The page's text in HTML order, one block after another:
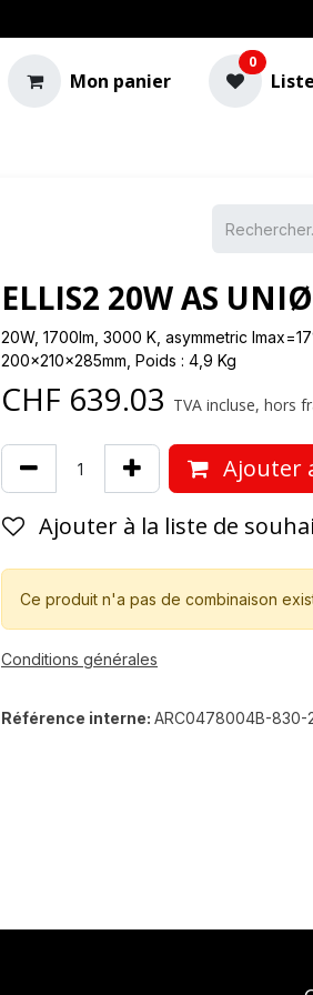
Mon panier
0
ELLIS2 20W AS
20W, 1700lm, 3000 K, asymmetric
200x210x285mm, Poids : 4,9 Kg
CHF 639.03 TVA incluse, hors
Ajouter
Ajouter à la liste de
Ce produit n'a pas de combinaison
Conditions générales
Référence interne: ARC0478004B-830-